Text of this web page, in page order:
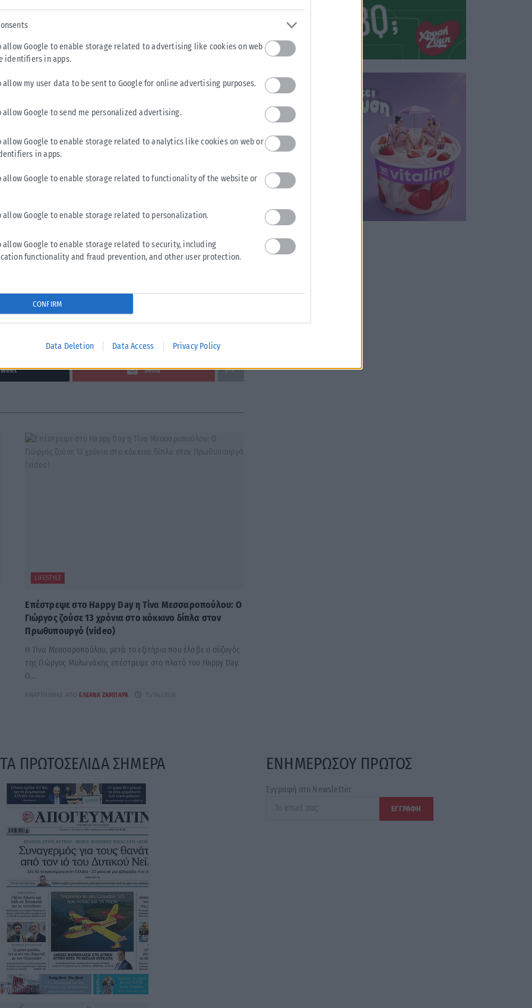
allow Google to enable storage related to advertising like cookies on web
identifiers in apps.
allow my user data to be sent to Google for online advertising purposes.
allow Google to send me personalized advertising.
allow Google to enable storage related to analytics like cookies on web or
in apps.
allow Google to enable storage related to functionality of the website or
allow Google to enable storage related to personalization.
allow Google to enable storage related to security, including
functionality and fraud prevention, and other user protection.
CONFIRM
Data Deletion Data Access Privacy Policy
ακριτικό νησί, ότι είμαστε εδώ για να φυλάμε
ώρες ανά τρία λεπτά δεν ξέρουμε τι να κάνουμε, ο κόσμος
πρέπει να μας βοηθήσει με πράξεις, φτάνει με τα
κομμάτων και να μας βοηθήσουν, όχι μόνο για τις
με δυσκολία τα δάκρυά της.
αλλά έχω αγανακτήσει! Από την ώρα που είμαι
κατέληξε σε έντονο ύφος η Νατάσα Ταραράκη στην
Send
LIFESTYLE
Επέστρεψε στο Happy Day η Τίνα Μεσσαροπούλου: Ο
Γιώργος ζούσε 13 χρόνια στο κόκκινο δίπλα στον
Πρωθυπουργό (video)
Η Τίνα Μεσσαροπούλου, μετά το εξιτήριο που έλαβε ο σύζυγός
της Γιώργος Μυλωνάκης επέστρεψε στο πλατό του Happy Day.
Ο...
ΑΝΑΡΤΉΘΗΚΕ ΑΠΌ ΕΛΕΆΝΑ ΖΑΜΠΆΡΑ 15/06/2026
ΤΑ ΠΡΩΤΟΣΕΛΙΔΑ ΣΗΜΕΡΑ ΕΝΗΜΕΡΩΣΟΥ ΠΡΩΤΟΣ
Εγγραφή στο Newsletter